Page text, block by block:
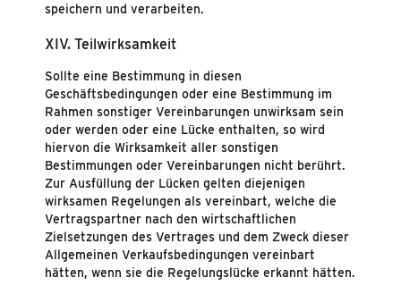
speichern und verarbeiten.
XIV. Teilwirksamkeit
Sollte eine Bestimmung in diesen
Geschäftsbedingungen oder eine Bestimmung im
Rahmen sonstiger Vereinbarungen unwirksam sein
oder werden oder eine Lücke enthalten, so wird
hiervon die Wirksamkeit aller sonstigen
Bestimmungen oder Vereinbarungen nicht berührt.
Zur Ausfüllung der Lücken gelten diejenigen
wirksamen Regelungen als vereinbart, welche die
Vertragspartner nach den wirtschaftlichen
Zielsetzungen des Vertrages und dem Zweck dieser
Allgemeinen Verkaufsbedingungen vereinbart
hätten, wenn sie die Regelungslücke erkannt hätten.